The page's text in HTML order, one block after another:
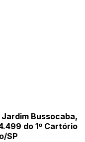
Bussocaba,
do 1º Cartório
SP